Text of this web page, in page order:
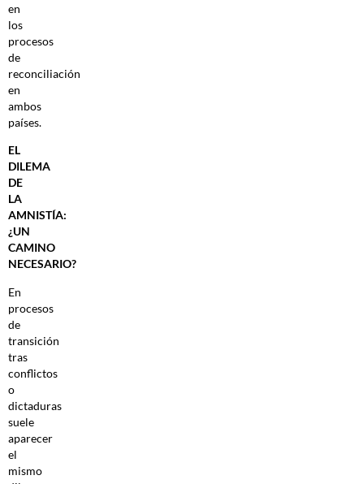
en
los
procesos
de
reconciliación
en
ambos
países.
EL
DILEMA
DE
LA
AMNISTÍA:
¿UN
CAMINO
NECESARIO?
En
procesos
de
transición
tras
conflictos
o
dictaduras
suele
aparecer
el
mismo